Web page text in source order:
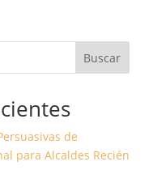
Buscar
de
para Alcaldes Recién